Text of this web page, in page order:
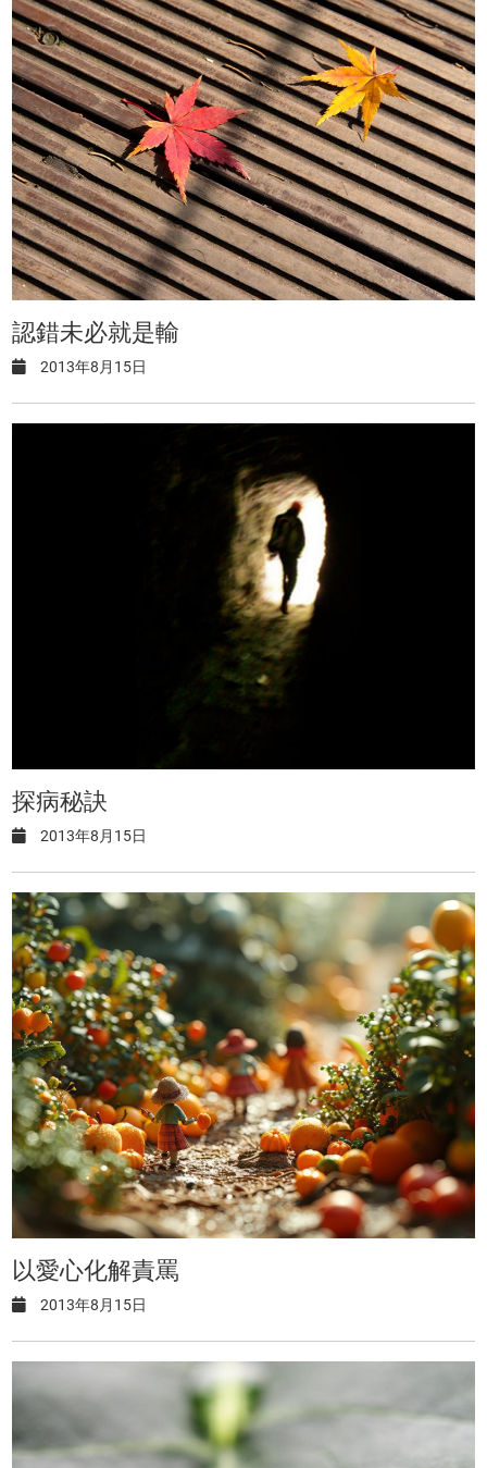
認錯未必就是輸
2013年8月15日
探病秘訣
2013年8月15日
以愛心化解責罵
2013年8月15日